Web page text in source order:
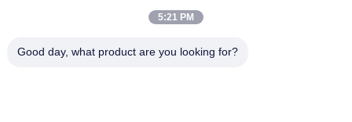
Υδραυλικό φορτηγό με ντάμπερ 9.2kw / 300r/min Ενέργεια
5:21 PM
Good day, what product are you looking for?